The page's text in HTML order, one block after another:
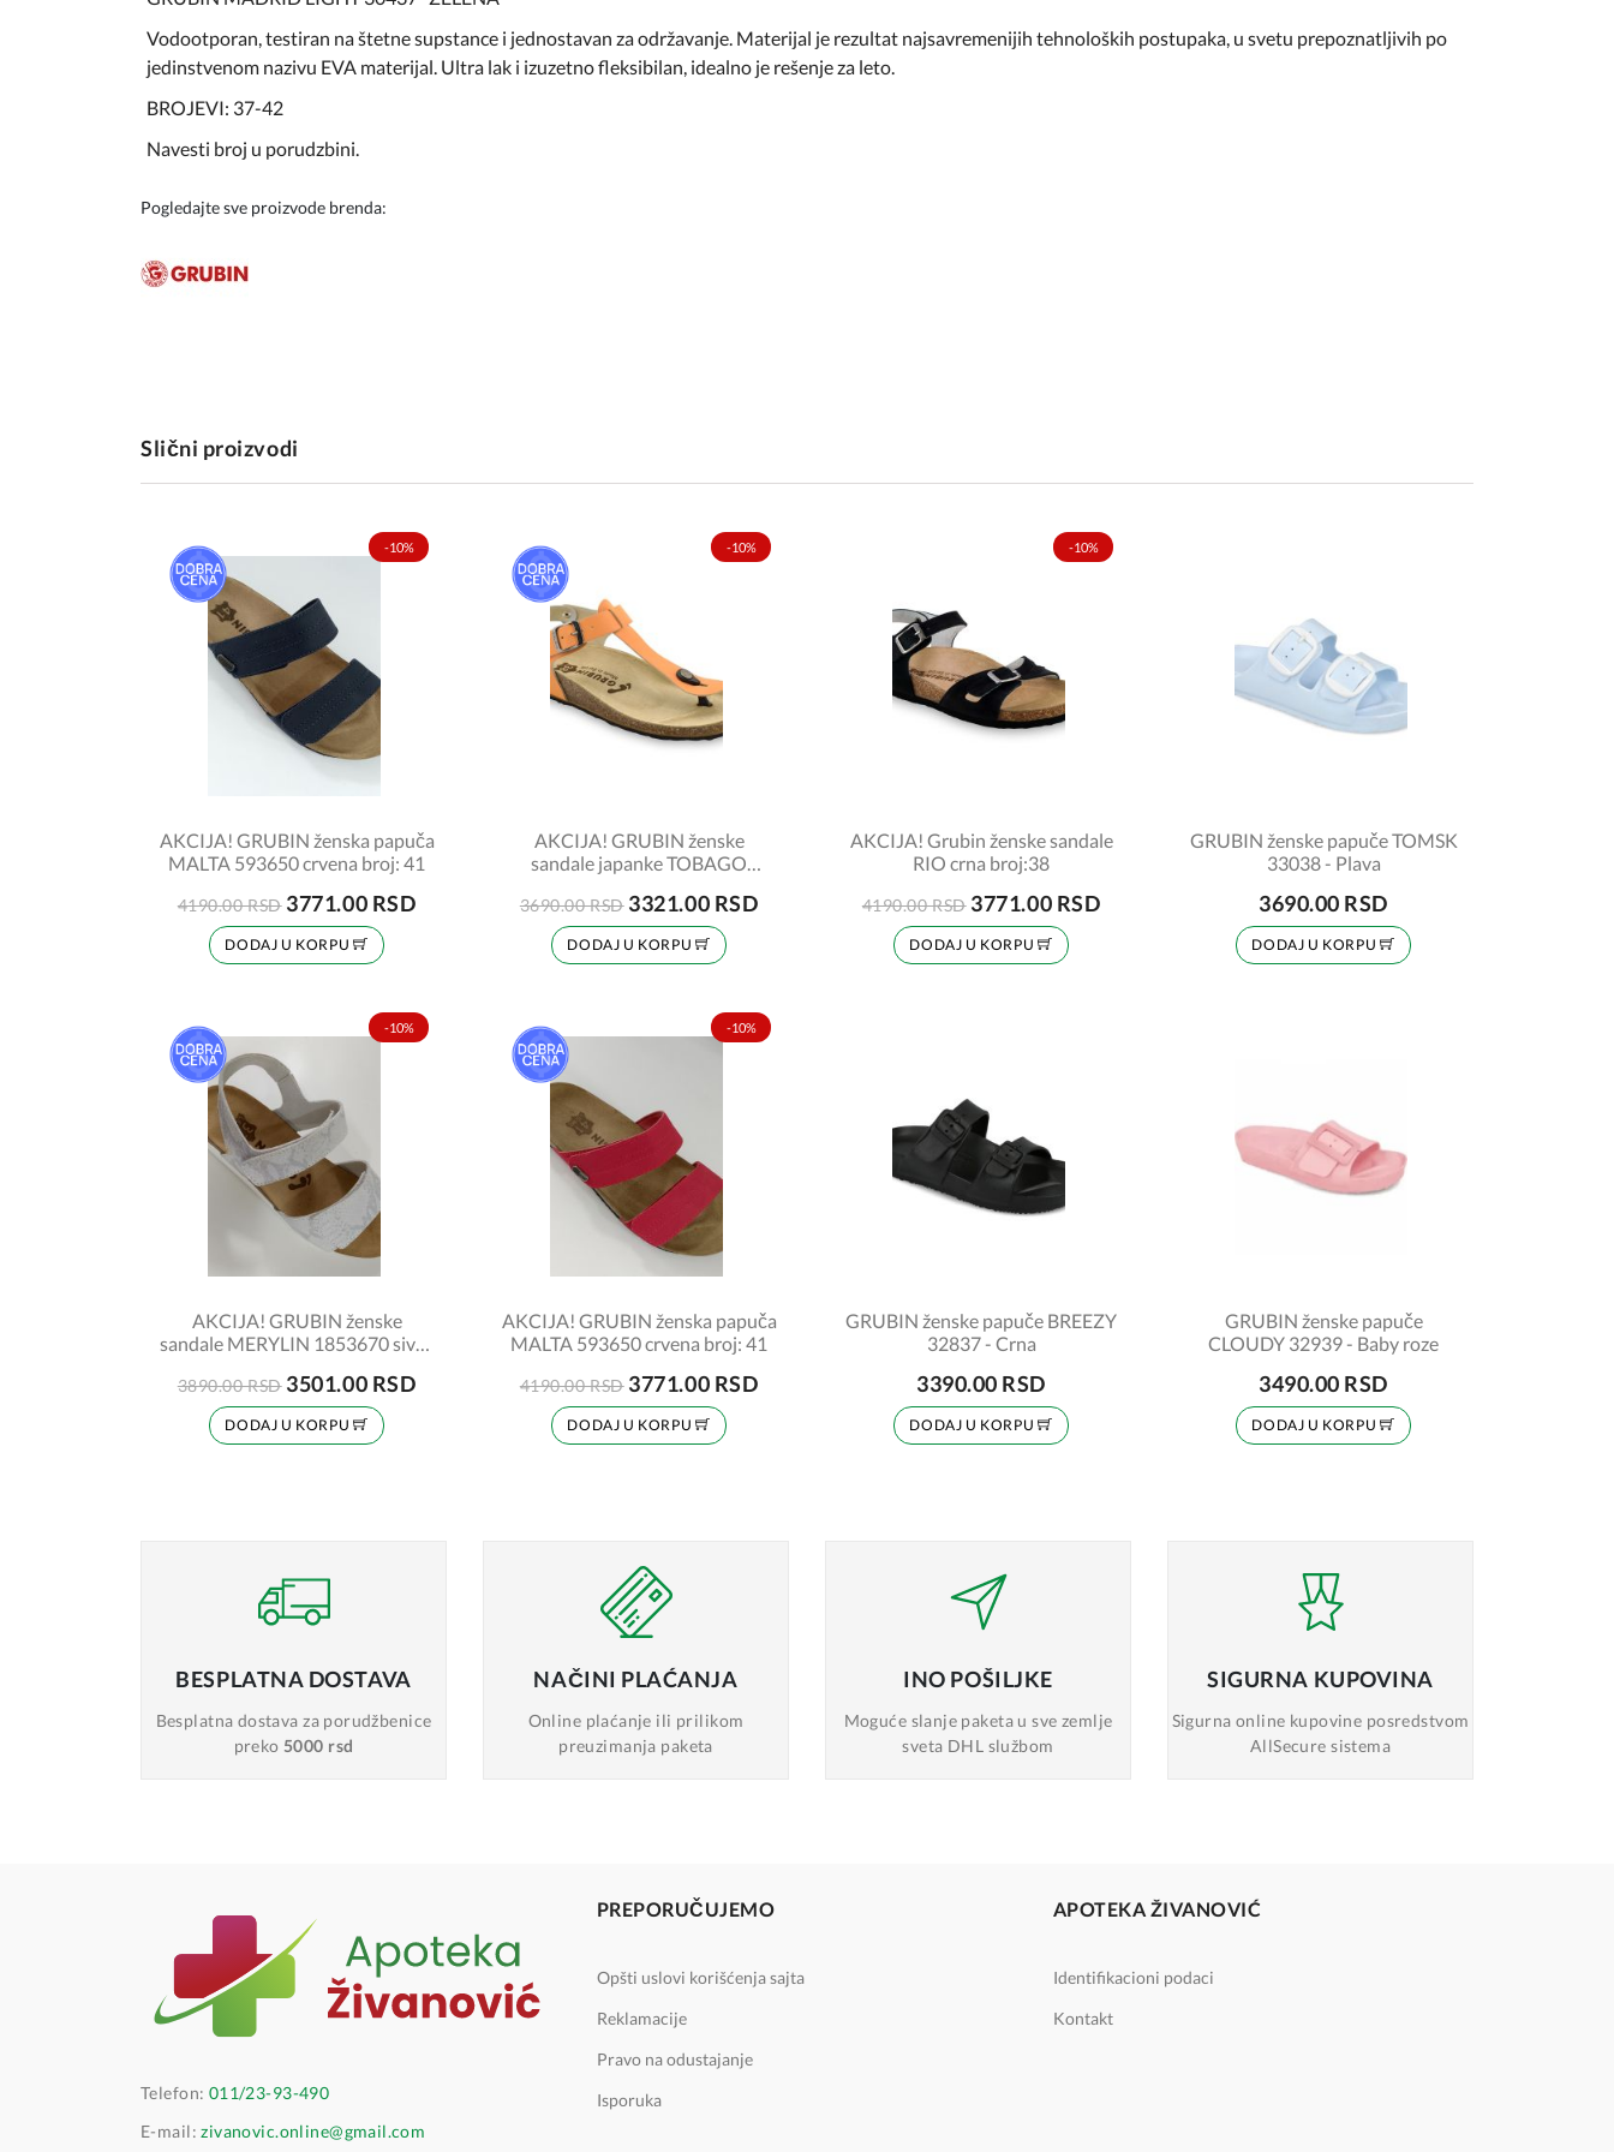
Vodootporan, testiran na štetne supstance i jednostavan za održavanje. Materijal je rezultat najsavremenijih tehnoloških postupaka, u svetu prepoznatljivih po
jedinstvenom nazivu EVA materijal. Ultra lak i izuzetno fleksibilan, idealno je rešenje za leto.
BROJEVI: 37-42
Navesti broj u porudzbini.
Pogledajte sve proizvode brenda:
Slični proizvodi
-10%
AKCIJA! GRUBIN ženska papuča
MALTA 593650 crvena broj: 41
4190.00 RSD 3771.00 RSD
DODAJ U KORPU
-10%
AKCIJA! GRUBIN ženske
sandale japanke TOBAGO
3690.00 RSD 3321.00 RSD
DODAJ U KORPU
-10%
AKCIJA! Grubin ženske sandale
RIO crna broj:38
4190.00 RSD 3771.00 RSD
DODAJ U KORPU
GRUBIN ženske papuče TOMSK
33038 - Plava
3690.00 RSD
DODAJ U KORPU
-10%
AKCIJA! GRUBIN ženske
sandale MERYLIN 1853670 sivo-
3890.00 RSD 3501.00 RSD
DODAJ U KORPU
-10%
AKCIJA! GRUBIN ženska papuča
MALTA 593650 crvena broj: 41
4190.00 RSD 3771.00 RSD
DODAJ U KORPU
GRUBIN ženske papuče BREEZY
32837 - Crna
3390.00 RSD
DODAJ U KORPU
GRUBIN ženske papuče
CLOUDY 32939 - Baby roze
3490.00 RSD
DODAJ U KORPU
BESPLATNA DOSTAVA
Besplatna dostavaza porudžbenice
preko 5000 rsd
NAČINI PLAĆANJA
Online plaćanje ili prilikom
preuzimanja paketa
INO POŠILJKE
Moguće slanje paketa u sve zemlje
sveta DHL službom
SIGURNA KUPOVINA
Sigurna online kupovine posredstvom
AllSecure sistema
Telefon: 011/23-93-490
E-mail:zivanovic.online@gmail.com
PREPORUČUJEMO
Opšti uslovi korišćenja sajta
Reklamacije
Pravo na odustajanje
Isporuka
APOTEKA ŽIVANOVIĆ
Identifikacioni podaci
Kontakt